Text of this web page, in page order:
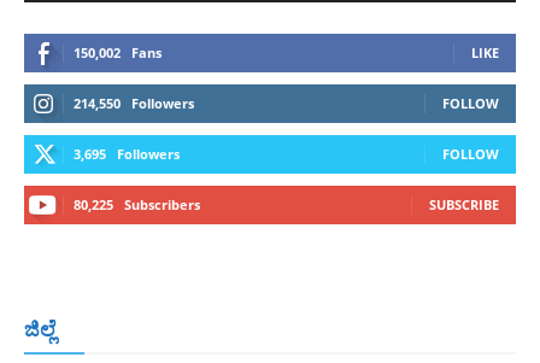
150,002 Fans LIKE
214,550 Followers FOLLOW
3,695 Followers FOLLOW
80,225 Subscribers SUBSCRIBE
ಜಿಲ್ಲೆ